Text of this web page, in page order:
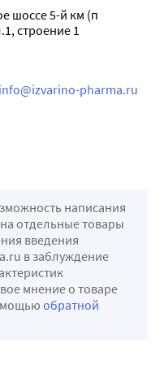
шоссе 5-й км (п
строение 1
pharma.ru
написания
отдельные товары
введения
в заблуждение
мнение о товаре
обратной